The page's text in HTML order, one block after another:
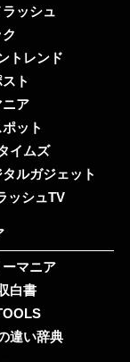
ッシュ
トレンド
ト
ニア
ット
イムズ
ルガジェット
ッシュTV
マニア
白書
違い辞典